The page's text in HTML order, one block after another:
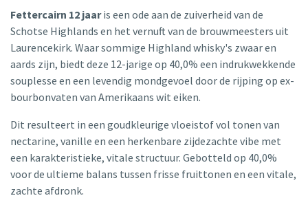
Fettercairn 12 jaaris een ode aan de zuiverheid van de
Schotse Highlands en het vernuft van de brouwmeesters uit
Laurencekirk. Waar sommige Highland whisky's zwaar en
aards zijn, biedt deze 12-jarige op 40,0% een indrukwekkende
souplesse en een levendig mondgevoel door de rijping op ex-
bourbonvaten van Amerikaans wit eiken.
Dit resulteert in een goudkleurige vloeistof vol tonen van
nectarine, vanille en een herkenbare zijdezachte vibe met
een karakteristieke, vitale structuur. Gebotteld op 40,0%
voor de ultieme balans tussen frisse fruittonen en een vitale,
zachte afdronk.